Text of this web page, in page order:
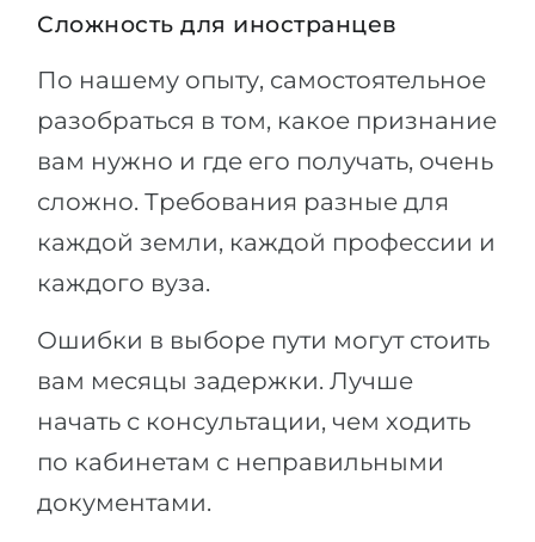
Сложность для иностранцев
По нашему опыту, самостоятельное
разобраться в том, какое признание
вам нужно и где его получать, очень
сложно. Требования разные для
каждой земли, каждой профессии и
каждого вуза.
Ошибки в выборе пути могут стоить
вам месяцы задержки. Лучше
начать с консультации, чем ходить
по кабинетам с неправильными
документами.